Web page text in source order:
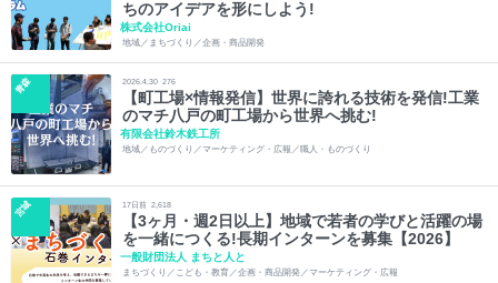
ちのアイデアを形にしよう!
株式会社Oriai
地域／まちづくり／企画・商品開発
青森 2026.4.30 276
【町工場×情報発信】世界に誇れる技術を発信!工業
のマチ八戸の町工場から世界へ挑む!
有限会社鈴木鉄工所
地域／ものづくり／マーケティング・広報／職人・ものづくり
宮城 17 日前 2,618
【3ヶ月・週2日以上】地域で若者の学びと活躍の場
を一緒につくる!長期インターンを募集【2026】
一般財団法人 まちと人と
まちづくり／こども・教育／企画・商品開発／マーケティング・広報